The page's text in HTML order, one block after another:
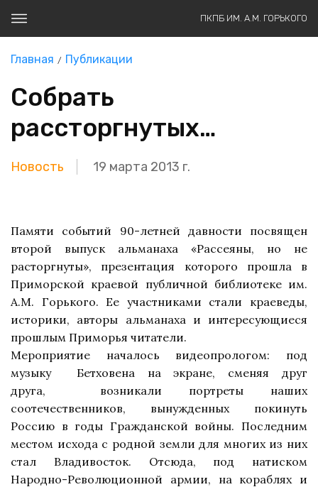
ПКПБ ИМ. А.М. ГОРЬКОГО
Главная Публикации
Собрать
рассторгнутых…
Новость 19 марта 2013 г.
Памяти событий 90-летней давности посвящен
второй выпуск альманаха «Рассеяны, но не
расторгнуты», презентация которого прошла в
Приморской краевой публичной библиотеке им.
А.М. Горького. Ее участниками стали краеведы,
историки, авторы альманаха и интересующиеся
прошлым Приморья читатели.
Мероприятие началось видеопрологом: под
музыку
Бетховена на экране, сменяя друг
друга,
возникали портреты наших
соотечественников, вынужденных покинуть
Россию в годы Гражданской войны. Последним
местом исхода с родной земли для многих из них
стал Владивосток. Отсюда, под натиском
Народно-Революционной армии, на кораблях и